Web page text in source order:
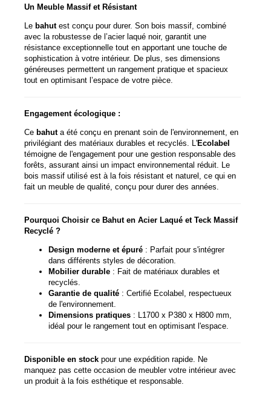
Un Meuble Massif et Résistant
Le bahutest conçu pour durer. Son bois massif, combiné
avec la robustesse de l’acier laqué noir, garantit une
résistance exceptionnelle tout en apportant une touche de
sophistication à votre intérieur. De plus, ses dimensions
généreuses permettent un rangement pratique et spacieux
tout en optimisant l’espace de votre pièce.
Engagement écologique :
Ce bahuta été conçu en prenant soin de l'environnement, en
privilégiant des matériaux durables et recyclés. L'Ecolabel
témoigne de l'engagement pour une gestion responsable des
forêts, assurant ainsi un impact environnemental réduit. Le
bois massif utilisé est à la fois résistant et naturel, ce qui en
fait un meuble de qualité, conçu pour durer des années.
Pourquoi Choisir ce Bahut en Acier Laqué et Teck Massif
Recyclé ?
Design moderne et épuré : Parfait pour s'intégrer
dans différents styles de décoration.
Mobilier durable : Fait de matériaux durables et
recyclés.
Garantie de qualité : Certifié Ecolabel, respectueux
de l'environnement.
Dimensions pratiques : L1700 x P380 x H800 mm,
idéal pour le rangement tout en optimisant l'espace.
Disponible en stock pour une expédition rapide. Ne
manquez pas cette occasion de meubler votre intérieur avec
un produit à la fois esthétique et responsable.